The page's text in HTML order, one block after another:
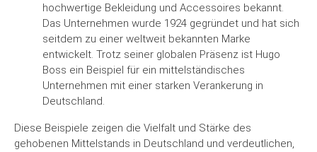
hochwertige Bekleidung und Accessoires bekannt.
Das Unternehmen wurde 1924 gegründet und hat sich
seitdem zu einer weltweit bekannten Marke
entwickelt. Trotz seiner globalen Präsenz ist Hugo
Boss ein Beispiel für ein mittelständisches
Unternehmen mit einer starken Verankerung in
Deutschland.
Diese Beispiele zeigen die Vielfalt und Stärke des
gehobenen Mittelstands in Deutschland und verdeutlichen,